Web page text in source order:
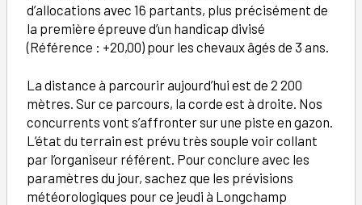
d’allocations avec 16 partants, plus précisément de
la première épreuve d’un handicap divisé
(Référence : +20,00) pour les chevaux âgés de 3 ans.
La distance à parcourir aujourd’hui est de 2 200
mètres. Sur ce parcours, la corde est à droite. Nos
concurrents vont s’affronter sur une piste en gazon.
L’état du terrain est prévu très souple voir collant
par l’organiseur référent. Pour conclure avec les
paramètres du jour, sachez que les prévisions
météorologiques pour ce jeudi à Longchamp